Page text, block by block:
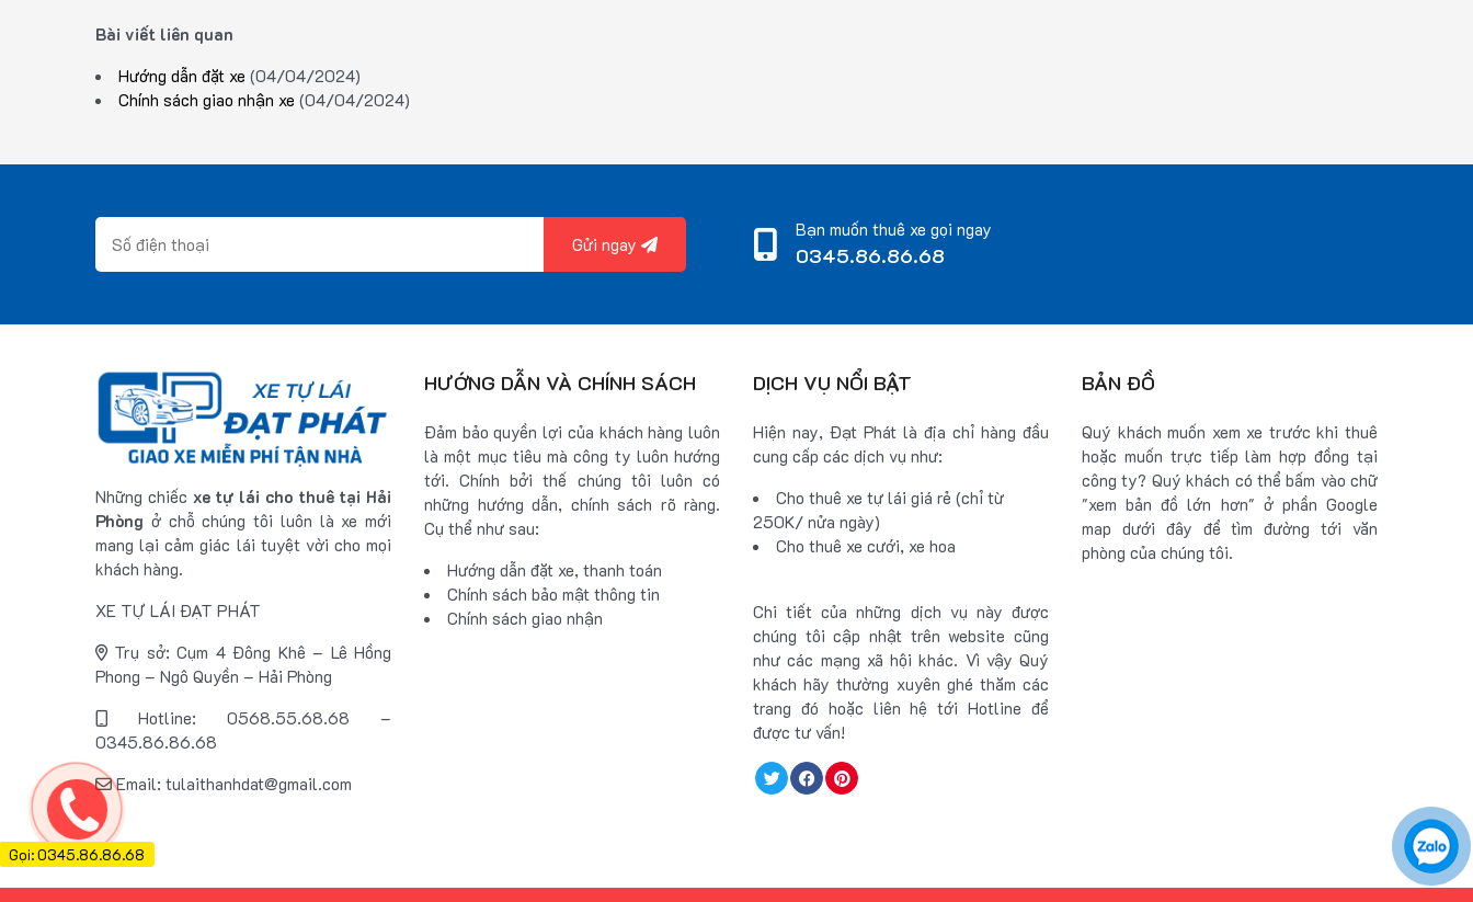
Bài viết liên quan
Hướng dẫn đặt xe (04/04/2024)
Chính sách giao nhận xe (04/04/2024)
Gửi ngay
Bạn muốn thuê xe gọi ngay
0345.86.86.68
Những chiếc xe tự lái cho thuê tại Hải
Phòng ở chỗ chúng tôi luôn là xe mới
mang lại cảm giác lái tuyệt vời cho mọi
khách hàng.
XE TỰ LÁI ĐẠT PHÁT
Trụ sở: Cụm 4 Đông Khê – Lê Hồng
Phong – Ngô Quyền – Hải Phòng
Hotline: 0568.55.68.68 –
0345.86.86.68
Email: tulaithanhdat@gmail.com
HƯỚNG DẪN VÀ CHÍNH SÁCH
Đảm bảo quyền lợi của khách hàng luôn
là một mục tiêu mà công ty luôn hướng
tới. Chính bởi thế chúng tôi luôn có
những hướng dẫn, chính sách rõ ràng.
Cụ thể như sau:
Hướng dẫn đặt xe, thanh toán
Chính sách bảo mật thông tin
Chính sách giao nhận
DỊCH VỤ NỔI BẬT
Hiện nay, Đạt Phát là địa chỉ hàng đầu
cung cấp các dịch vụ như:
Cho thuê xe tự lái giá rẻ (chỉ từ
250K/ nửa ngày)
Cho thuê xe cưới, xe hoa
Chi tiết của những dịch vụ này được
chúng tôi cập nhật trên website cũng
như các mạng xã hội khác. Vì vậy Quý
khách hãy thường xuyên ghé thăm các
trang đó hoặc liên hệ tới Hotline để
được tư vấn!
BẢN ĐỒ
Quý khách muốn xem xe trước khi thuê
hoặc muốn trực tiếp làm hợp đồng tại
công ty? Quý khách có thể bấm vào chữ
"xem bản đồ lớn hơn" ở phần Google
map dưới đây để tìm đường tới văn
phòng của chúng tôi.
Gọi: 0345.86.86.68